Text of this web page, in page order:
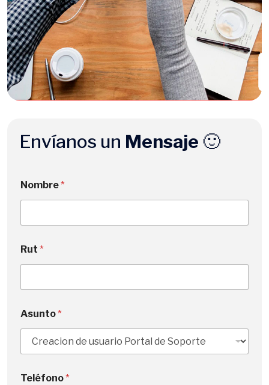
Envíanos un Mensaje 🙂
Nombre*
Rut *
Asunto*
Teléfono*